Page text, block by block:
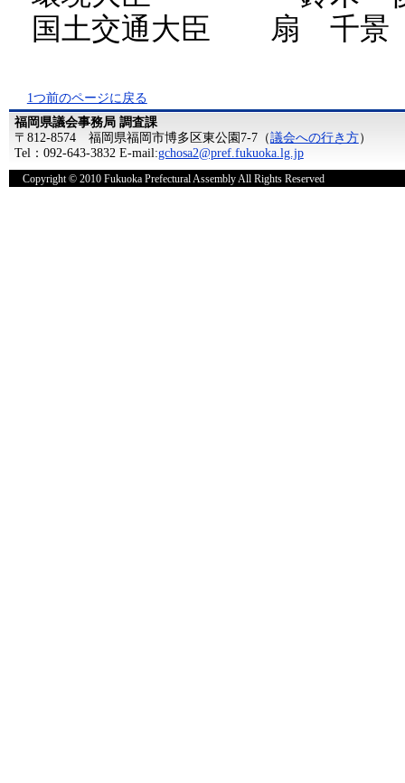
国土交通大臣 扇 千
1つ前のページに戻る
福岡県議会事務局 調査課
〒812-8574 福岡県福岡市博多区東公園7-7（議会への行き方）
Tel：092-643-3832 E-mail:gchosa2@pref.fukuoka.lg.jp
Copyright © 2010 Fukuoka Prefectural Assembly All Rights Reserved